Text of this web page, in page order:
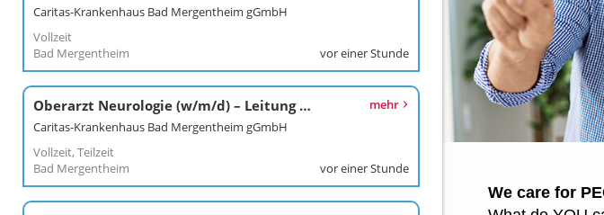
Caritas-Krankenhaus Bad Mergentheim gGmbH
Vollzeit
Bad Mergentheim
vor einer Stunde
Oberarzt Neurologie (w/m/d) – Leitung der regionalen Stroke Unit (DSG-zertifiziert)
Caritas-Krankenhaus Bad Mergentheim gGmbH
Vollzeit, Teilzeit
Bad Mergentheim
mehr
vor einer Stunde